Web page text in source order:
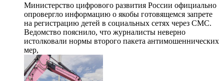
Министерство цифрового развития России официально
опровергло информацию о якобы готовящемся запрете
на регистрацию детей в социальных сетях через СМС.
Ведомство пояснило, что журналисты неверно
истолковали нормы второго пакета антимошеннических
мер,